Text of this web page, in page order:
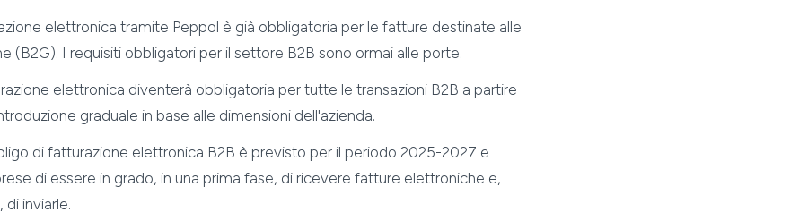
elettronica tramite Peppol è già obbligatoria per le fatture destinate alle
(B2G). I requisiti obbligatori per il settore B2B sono ormai alle porte.
elettronica diventerà obbligatoria per tutte le transazioni B2B a partire
graduale in base alle dimensioni dell'azienda.
di fatturazione elettronica B2B è previsto per il periodo 2025-2027 e
di essere in grado, in una prima fase, di ricevere fatture elettroniche e,
inviarle.